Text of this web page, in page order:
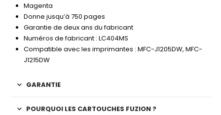
Magenta
Donne jusqu’à 750 pages
Garantie de deux ans du fabricant
Numéros de fabricant : LC404MS
Compatible avec les imprimantes : MFC-J1205DW, MFC-
J1215DW
GARANTIE
POURQUOI LES CARTOUCHES FUZION ?